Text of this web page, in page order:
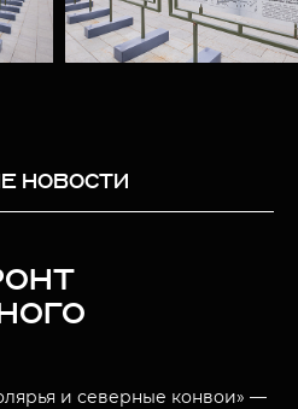
НОВОСТИ
и северные конвои» —